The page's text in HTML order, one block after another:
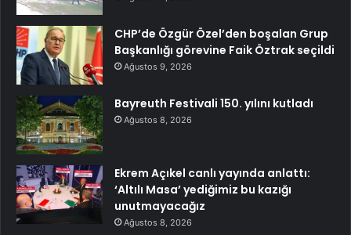
CHP’de Özgür Özel’den boşalan Grup
Başkanlığı görevine Faik Öztrak seçildi
Ağustos 9, 2026
Bayreuth Festivali 150. yılını kutladı
Ağustos 8, 2026
Ekrem Açıkel canlı yayında anlattı:
‘Altılı Masa’ yediğimiz bu kazığı
unutmayacağız
Ağustos 8, 2026